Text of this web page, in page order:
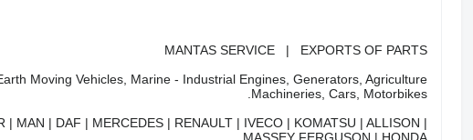
MANTAS SERVICE | EXPORTS OF PARTS
Moving Vehicles, Marine - Industrial Engines, Generators, Agriculture
Machineries, Cars, Motorbikes.
| MAN | DAF | MERCEDES | RENAULT | IVECO | KOMATSU | ALLISON |
MASSEY FERGUSON | HONDA